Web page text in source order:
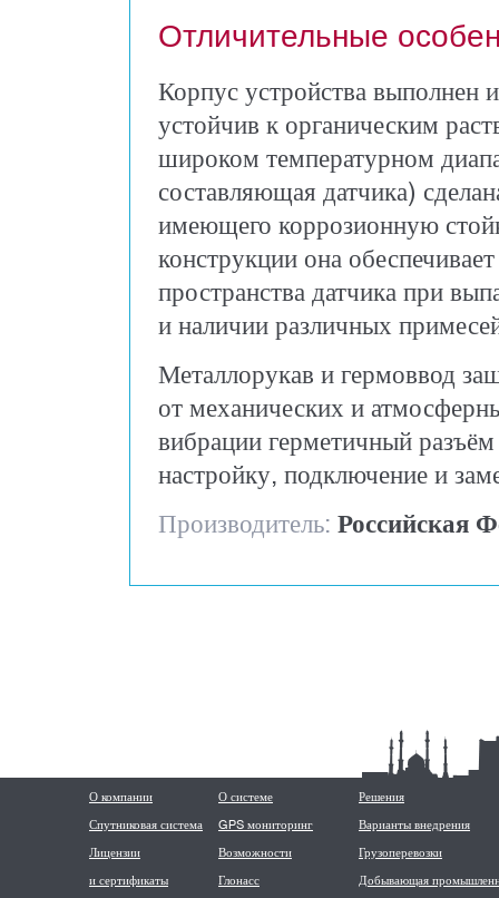
Отличительные
Корпус устройства выполнен
устойчив к органическим
широком температурном
составляющая датчика)
имеющего коррозионную
конструкции она
пространства датчика при
и наличии различных
Металлорукав и гермоввод
от механических и
вибрации герметичный
настройку, подключение и
Производитель: Российская
О компании
Спутниковая система
Лицензии
и сертификаты
О системе
GPS мониторинг
Возможности
Глонасс
Решения
Варианты внедрения
Грузоперевозки
Добывающая